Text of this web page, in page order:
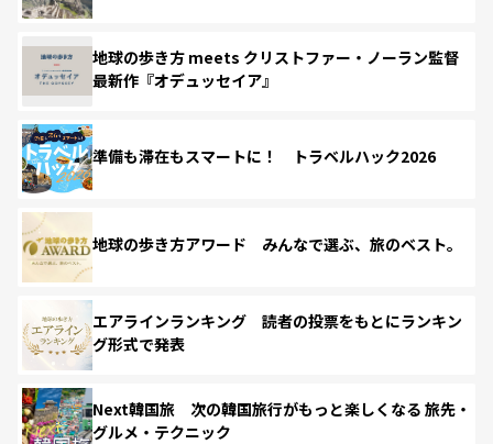
地球の歩き方 meets クリストファー・ノーラン監督
最新作『オデュッセイア』
準備も滞在もスマートに！ トラベルハック2026
地球の歩き方アワード みんなで選ぶ、旅のベスト。
エアラインランキング 読者の投票をもとにランキン
グ形式で発表
Next韓国旅 次の韓国旅行がもっと楽しくなる 旅先・
グルメ・テクニック